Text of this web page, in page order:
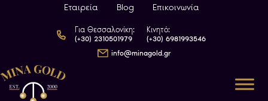
Εταιρεία Blog Επικοινωνία
Για Θεσσαλονίκη:
(+30) 2310501979
Κινητό:
(+30) 6981993546
info@minagold.gr